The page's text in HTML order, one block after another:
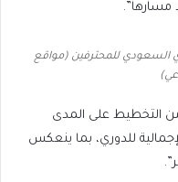
مسارها”.
السعودي للمحترفين (مواقع
التخطيط على المدى
للدوري، بما ينعكس